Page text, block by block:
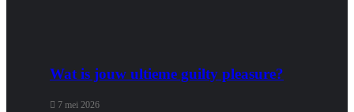
Wat is jouw ultieme guilty pleasure?
7 mei 2026